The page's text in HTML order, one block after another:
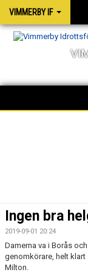
VIMMERBY IF
OM FÖRENINGEN
SOCIALA ANSVAR
Ingen bra
2019-09-01 20:24
Damerna va i Borås
genomkörare, helt
Milton.